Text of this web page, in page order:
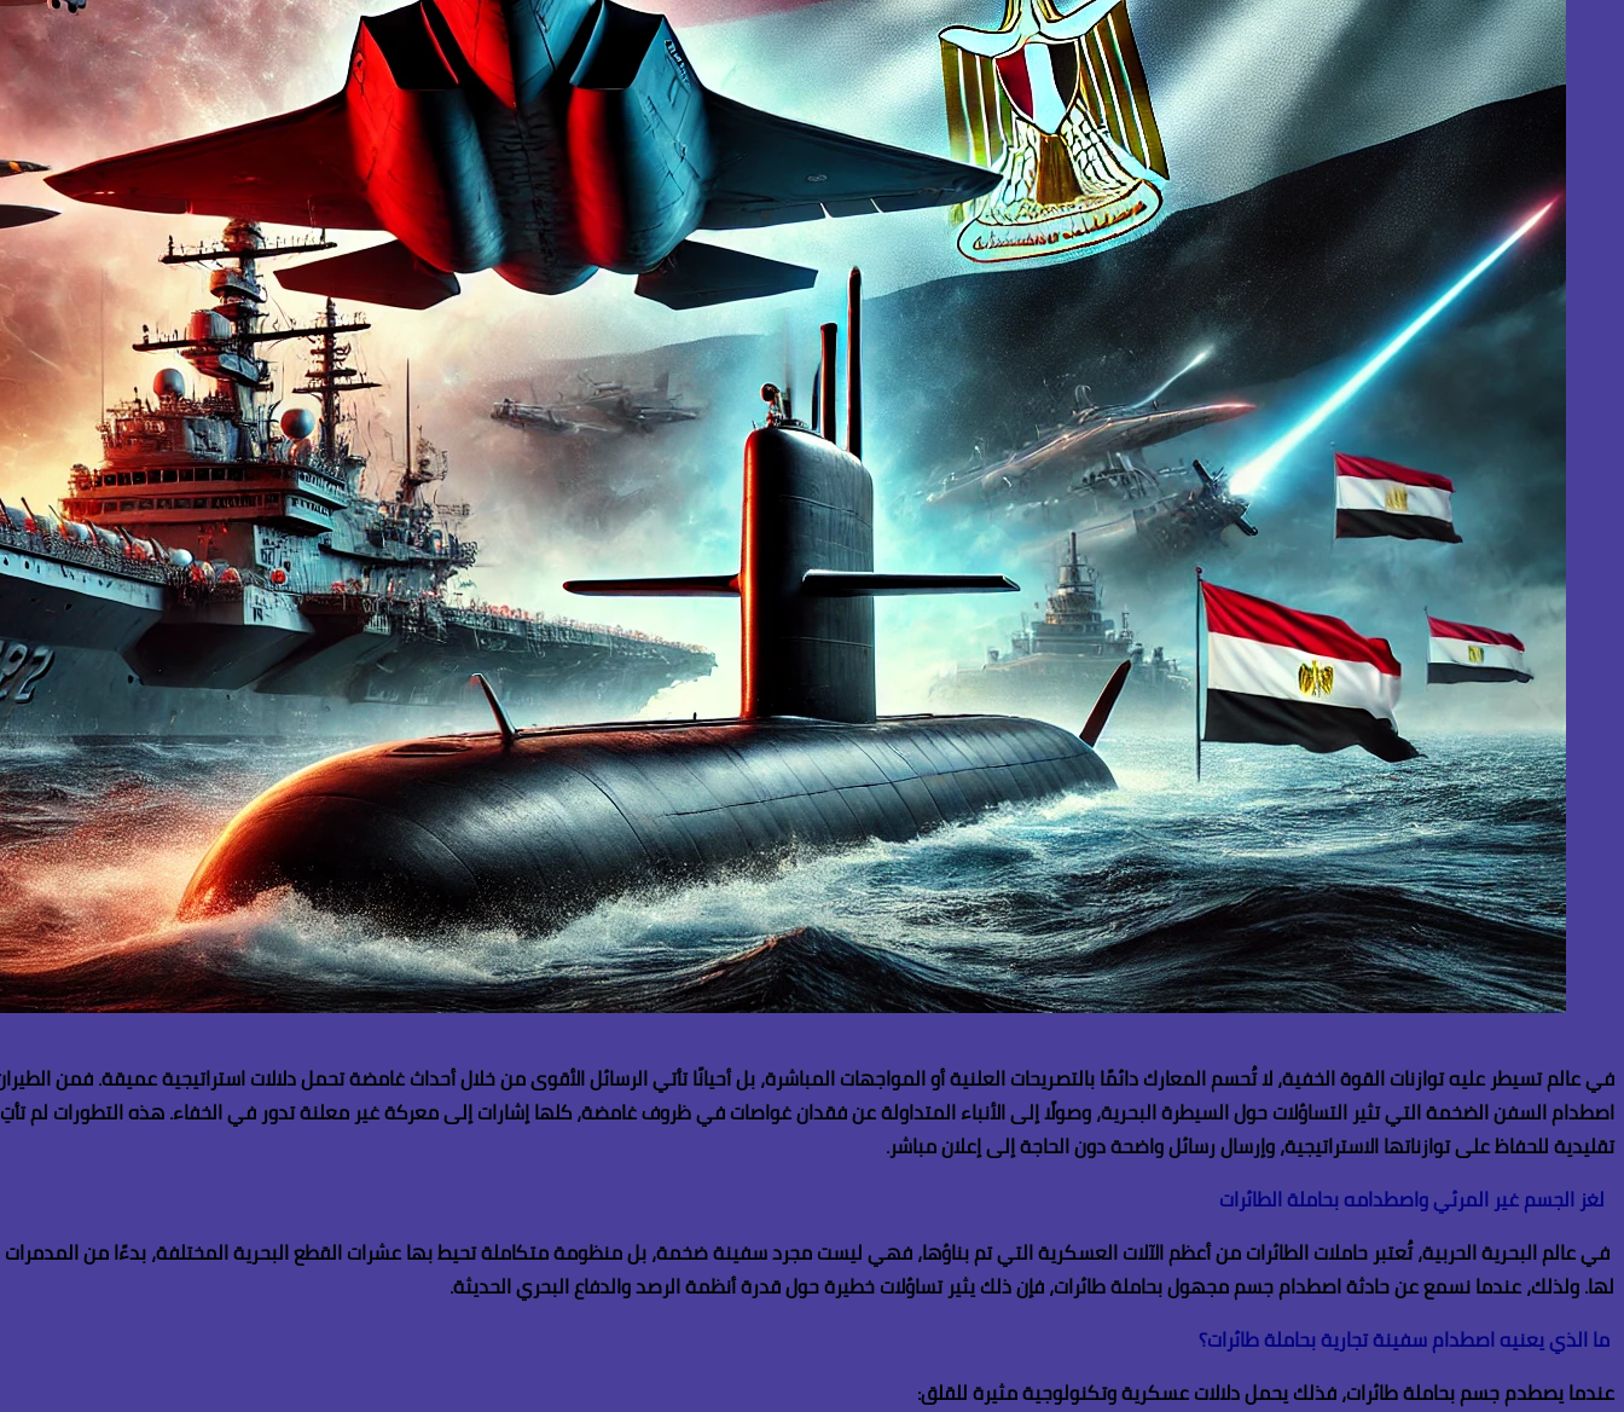
في عالم تسيطر عليه توازنات القوة الخفية، لا تُحسم المعارك دائمًا بالتصريحات العلنية أو المواجهات المباشرة، بل أحيانًا تأتي الرسائل الأقوى من خلال أحداث غامضة تحمل دلالات استراتيجية عميقة. فمن
اصطدام السفن الضخمة التي تثير التساؤلات حول السيطرة البحرية، وصولًا إلى الأنباء المتداولة عن فقدان غواصات في ظروف غامضة، كلها إشارات إلى معركة غير معلنة تدور في الخفاء. هذه التطورات لم
تقليدية للحفاظ على توازناتها الاستراتيجية، وإرسال رسائل واضحة دون الحاجة إلى إعلان مباشر.
لغز الجسم غير المرئي واصطدامه بحاملة الطائرات
في عالم البحرية الحربية، تُعتبر حاملات الطائرات من أعظم الآلات العسكرية التي تم بناؤها، فهي ليست مجرد سفينة ضخمة، بل منظومة متكاملة تحيط بها عشرات القطع البحرية المختلفة، بدءًا من المدمرات
لها. ولذلك، عندما نسمع عن حادثة اصطدام جسم مجهول بحاملة طائرات، فإن ذلك يثير تساؤلات خطيرة حول قدرة أنظمة الرصد والدفاع البحري الحديثة.
ما الذي يعنيه اصطدام سفينة تجارية بحاملة طائرات؟
عندما يصطدم جسم بحاملة طائرات، فذلك يحمل دلالات عسكرية وتكنولوجية مثيرة للقلق: